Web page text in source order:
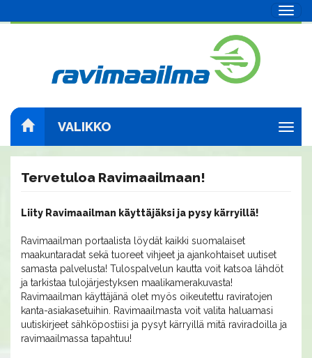
VALIKKO
Tervetuloa Ravimaailmaan!
Liity Ravimaailman käyttäjäksi ja pysy kärryillä!
Ravimaailman portaalista löydät kaikki suomalaiset
maakuntaradat sekä tuoreet vihjeet ja ajankohtaiset uutiset
samasta palvelusta! Tulospalvelun kautta voit katsoa lähdöt
ja tarkistaa tulojärjestyksen maalikamerakuvasta!
Ravimaailman käyttäjänä olet myös oikeutettu raviratojen
kanta-asiakasetuihin. Ravimaailmasta voit valita haluamasi
uutiskirjeet sähköpostiisi ja pysyt kärryillä mitä raviradoilla ja
ravimaailmassa tapahtuu!